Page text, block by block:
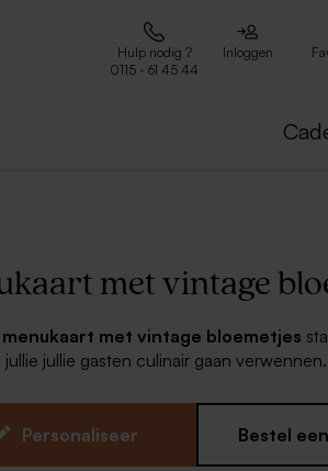
Hulp nodig ?
0115 - 61 45 44
Inloggen
met vintage
menukaart met vintage bloemetjes
jullie jullie gasten culinair gaan
Ontdek de andere
Personaliseer Bestel